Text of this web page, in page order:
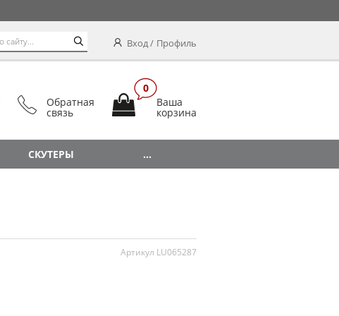
Вход Профиль
0
Ваша
корзина
Обратная
связь
СКУТЕРЫ ...
Артикул LU065287